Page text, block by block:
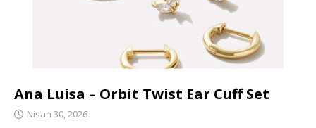
Ana Luisa – Orbit Twist Ear Cuff Set
Nisan 30, 2026